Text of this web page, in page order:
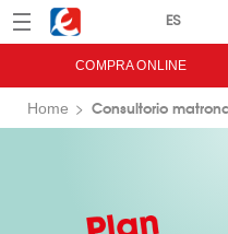
Menú Eroski
COMPRA ONLINE
Home Consultorio